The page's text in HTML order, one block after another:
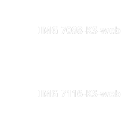
IMG 7098-KS-web
IMG 7116-KS-web